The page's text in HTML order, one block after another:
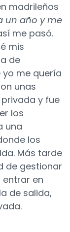
madrileños
un año y me
me pasó.
mis
de
me quería
unas
y fue
los
una
los
Más tarde
de gestionar
en
de salida,